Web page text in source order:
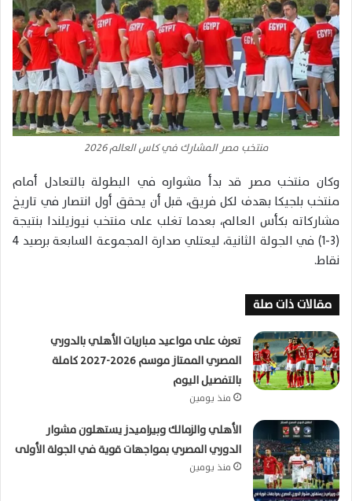
منتخب مصر المشارك في كاس العالم 2026
وكان منتخب مصر قد بدأ مشواره في البطولة بالتعادل أمام
منتخب بلجيكا بهدف لكل فريق، قبل أن يحقق أول انتصار في تاريخ
مشاركاته بكأس العالم، بعدما تغلب على منتخب نيوزيلندا بنتيجة
(3-1) في الجولة الثانية، ليعتلي صدارة المجموعة السابعة برصيد 4
نقاط.
مقالات ذات صلة
تعرف على مواعيد مباريات الأهلي بالدوري
المصري الممتاز موسم 2026-2027 كاملة
بالتفصيل اليوم
منذ يومين
الأهلي والزمالك وبيراميدز يستهلون مشوار
الدوري المصري بمواجهات قوية في الجولة الأولى
منذ يومين